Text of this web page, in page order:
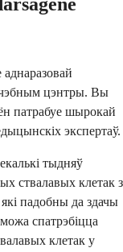
аднаразовай
цэнтры. Вы
патрабуе шырокай
экспертаў.
тыдняў
ствалавых клетак з
падобны да здачы
спатрэбіцца
клетак у